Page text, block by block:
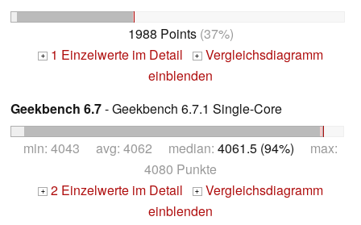
1988 Points(37%)
+ 1 Einzelwerte im Detail + Vergleichsdiagramm
einblenden
Geekbench 6.7- Geekbench 6.7.1 Single-Core
min: 4043 avg: 4062 median: 4061.5 (94%) max:
4080 Punkte
+ 2 Einzelwerte im Detail + Vergleichsdiagramm
einblenden